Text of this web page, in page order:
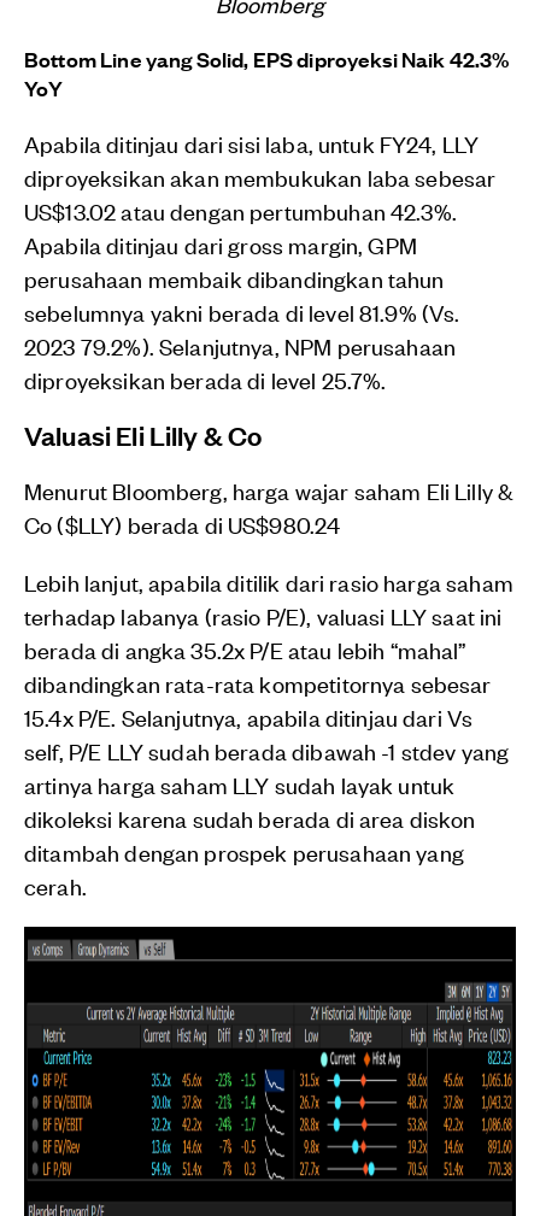
Bottom Line yang Solid, EPS diproyeksi Naik 42.3%
YoY
Apabila ditinjau dari sisi laba, untuk FY24, LLY
diproyeksikan akan membukukan laba sebesar
US$13.02 atau dengan pertumbuhan 42.3%.
Apabila ditinjau dari gross margin, GPM
perusahaan membaik dibandingkan tahun
sebelumnya yakni berada di level 81.9% (Vs.
2023 79.2%). Selanjutnya, NPM perusahaan
diproyeksikan berada di level 25.7%.
Valuasi Eli Lilly & Co
Menurut Bloomberg, harga wajar saham Eli Lilly &
Co ($LLY) berada di US$980.24
Lebih lanjut, apabila ditilik dari rasio harga saham
terhadap labanya (rasio P/E), valuasi LLY saat ini
berada di angka 35.2x P/E atau lebih “mahal”
dibandingkan rata-rata kompetitornya sebesar
15.4x P/E. Selanjutnya, apabila ditinjau dari Vs
self, P/E LLY sudah berada dibawah -1 stdev yang
artinya harga saham LLY sudah layak untuk
dikoleksi karena sudah berada di area diskon
ditambah dengan prospek perusahaan yang
cerah.